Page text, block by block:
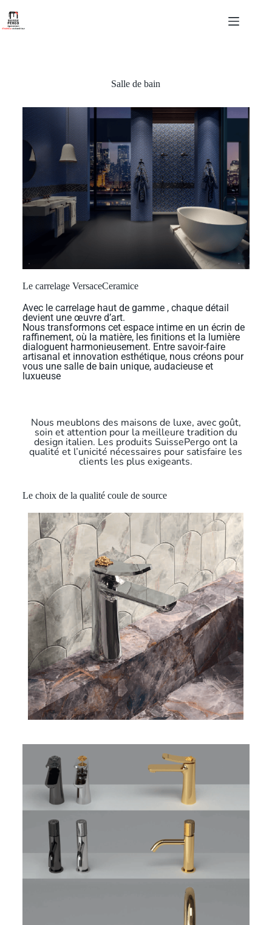
Salle de bain
Le carrelage VersaceCeramice
Avec le carrelage haut de gamme , chaque détail
devient une œuvre d’art.
Nous transformons cet espace intime en un écrin de
raffinement, où la matière, les finitions et la lumière
dialoguent harmonieusement. Entre savoir-faire
artisanal et innovation esthétique, nous créons pour
vous une salle de bain unique, audacieuse et
luxueuse
Nous meublons des maisons de luxe, avec goût,
soin et attention pour la meilleure tradition du
design italien. Les produits SuissePergo ont la
qualité et l’unicité nécessaires pour satisfaire les
clients les plus exigeants.
Le choix de la qualité coule de source